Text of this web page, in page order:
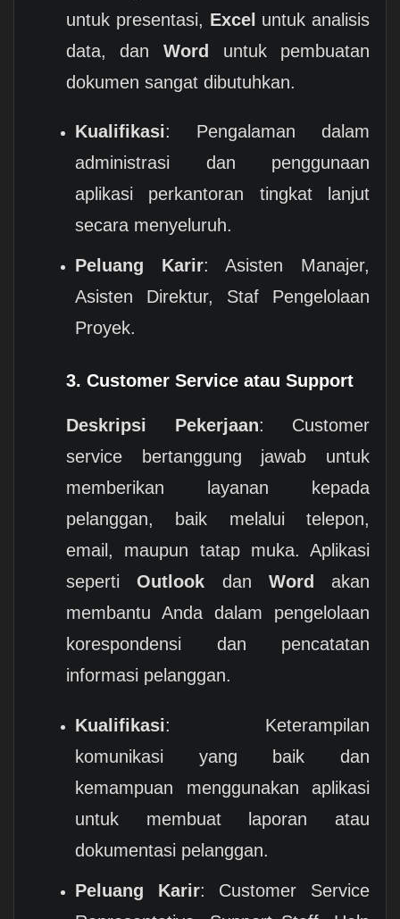
untuk presentasi, Excel untuk analisis
data, dan Word
untuk pembuatan
dokumen sangat dibutuhkan.
Kualifikasi: Pengalaman dalam
administrasi dan penggunaan
aplikasi perkantoran tingkat lanjut
secara menyeluruh.
Peluang Karir: Asisten Manajer,
Asisten Direktur, Staf Pengelolaan
Proyek.
3. Customer Service atau Support
Deskripsi Pekerjaan: Customer
service bertanggung jawab untuk
memberikan layanan kepada
pelanggan, baik melalui telepon,
email, maupun tatap muka. Aplikasi
sepertiOutlook dan Word
akan
membantu Anda dalam pengelolaan
korespondensi dan pencatatan
informasi pelanggan.
Kualifikasi: Keterampilan
komunikasi yang baik dan
kemampuan menggunakan aplikasi
untuk membuat laporan atau
dokumentasi pelanggan.
Peluang Karir: Customer Service